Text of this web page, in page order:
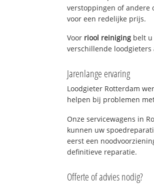
verstoppingen of andere
voor een redelijke prijs.
Voor riool reiniging belt u
verschillende
Jarenlange ervaring
Loodgieter Rotterdam
helpen bij problemen
Onze servicewagens in
kunnen uw
eerst een
definitieve reparatie.
Offerte of advies nodig?